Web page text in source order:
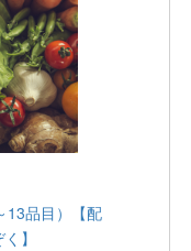
品目）【配
】